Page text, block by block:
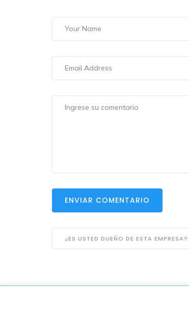
ENVIAR COMENTARIO
¿ES USTED DUEÑO DE ESTA